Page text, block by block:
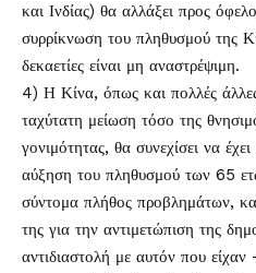
και Ινδίας) θα αλλάξει προς
συρρίκνωση του πληθυσμού της
δεκαετίες είναι μη αναστρέψιμη.
4) Η Κίνα, όπως και πολλές
ταχύτατη μείωση τόσο της
γονιμότητας, θα συνεχίσει να
αύξηση του πληθυσμού των 65
σύντομα πλήθος προβλημάτων,
της για την αντιμετώπιση της
αντιδιαστολή με αυτόν που